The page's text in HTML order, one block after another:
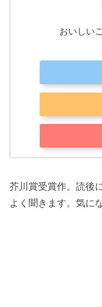
おいしい
芥川賞受賞作。読後
よく聞きます。気に